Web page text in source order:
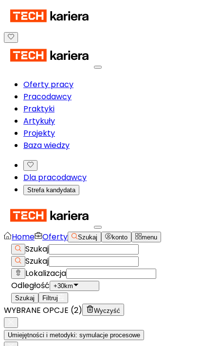
Oferty pracy
Pracodawcy
Praktyki
Artykuły
Projekty
Baza wiedzy
Dla pracodawcy
Strefa kandydata
Home Oferty Szukaj konto menu
Szukaj
Szukaj
Lokalizacja
Odległość +30km
Szukaj
Filtruj
WYBRANE OPCJE (2) Wyczyść
Umiejętności i metodyki: symulacje procesowe